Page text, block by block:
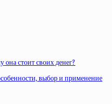
она стоит своих денег?
выбор и применение